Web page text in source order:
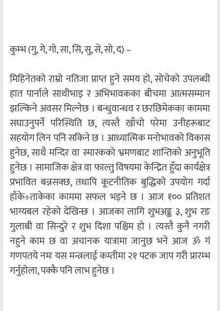
कुम्भ (गु, गे, गो, सा, सि, सु, से, सो, द) –
मिहिनेतको राम्रो नतिजा प्राप्त हुने समय हो, सोचेको उपलब्धी
हात पार्नाले साथीभाइ र अभिभावकका बीचमा आत्मसम्मान
झल्किने अवसर मिल्नेछ । बन्धुवान्धव र छरछिमेकका काममा
सघाउनुपर्ने परिस्थिति छ, त्यस्तै खाँचो परेमा उनीहरूबाट
सहयोग लिन पनि सकिने छ । आध्यात्मिक मनोभावको विकास
हुनेछ, साथै मन्दिर वा स्मारकको भ्रमणबाट शान्तिको अनुभूति
हुनेछ । सामाजिक क्षेत्र वा फाल्तु विषयमा केन्द्रित हुँदा कार्यक्षेत्र
प्रभावित बन्नसक्छ, तथापि कूटनीतिक बुद्धिको उपयोग गर्दा
हाँके÷ताकेका काममा सफल भइने छ । आज १०० प्रतिशत
भाग्यबल रहेको देखिन्छ । आजका लागि शुभअङ्क ३, शुभ रङ
गुलाबी वा सिन्दुरे र शुभ दिशा पश्चिम हो । त्यस्तै कुनै नगरी
नहुने काम छ वा अचानक यात्रामा जानुछ भने आज ॐ गं
गणपतये नमः यस मन्त्रलाई कम्तीमा २१ पटक जाप गरी प्रारम्भ
गर्नुहोला, पक्कै पनि लाभ हुनेछ ।